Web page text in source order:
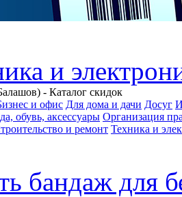
и
- Каталог скидок
и офис Для дома и дачи Досуг
обувь, аксессуары Организация
и ремонт Техника и
бандаж для